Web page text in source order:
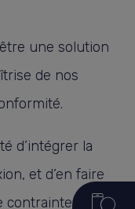
une solution
de nos
d’intégrer la
et d’en faire
contrainte